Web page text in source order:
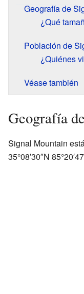
Geografía de
¿Qué
Población de
¿Quiénes
Véase también
Geografía
Signal Mountain
35°08′30″N